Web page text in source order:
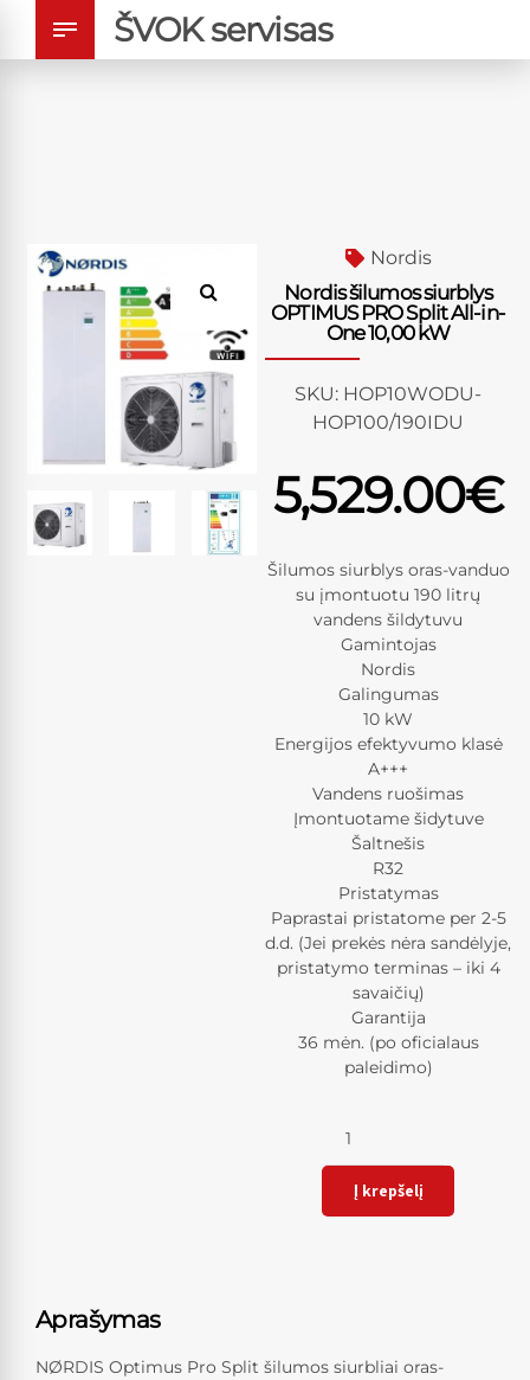
ŠVOK servisas
Nordis
Nordis šilumos siurblys
OPTIMUS PRO Split All-in-
One 10,00 kW
SKU: HOP10WODU-
HOP100/190IDU
5,529.00€
Šilumos siurblys oras-vanduo
su įmontuotu 190 litrų
vandens šildytuvu
Gamintojas
Nordis
Galingumas
10 kW
Energijos efektyvumo klasė
A+++
Vandens ruošimas
Įmontuotame šidytuve
Šaltnešis
R32
Pristatymas
Paprastai pristatome per 2-5
d.d. (Jei prekės nėra sandėlyje,
pristatymo terminas – iki 4
savaičių)
Garantija
36 mėn. (po oficialaus
paleidimo)
Į krepšelį
Aprašymas
NØRDIS Optimus Pro Split šilumos siurbliai oras-